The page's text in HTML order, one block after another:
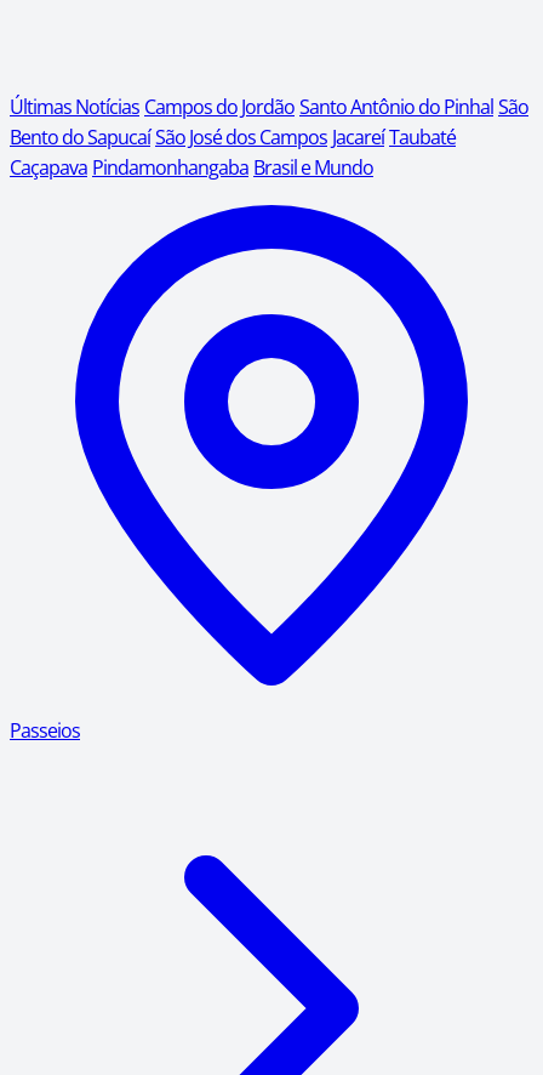
Últimas Notícias Campos do JordãoSanto Antônio do PinhalSão
Bento do SapucaíSão José dos Campos JacareíTaubaté
Caçapava Pindamonhangaba Brasil e Mundo
Passeios